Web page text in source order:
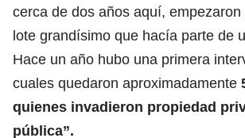
cerca de dos años aquí, empezaron
lote grandísimo que hacía parte de
Hace un año hubo una primera
cuales quedaron aproximadamente
quienes invadieron propiedad
pública”.